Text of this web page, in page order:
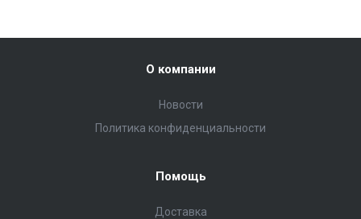
О компании
Новости
Политика конфиденциальности
Помощь
Доставка